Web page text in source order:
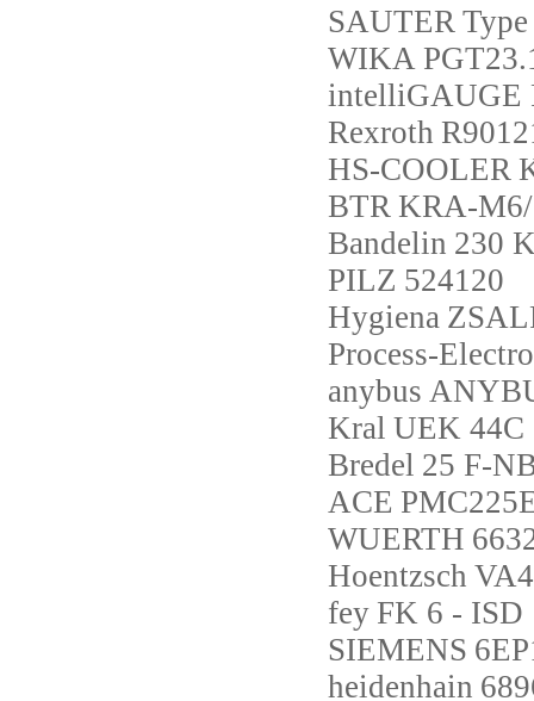
SAUTER
WIKA
intelliGAUGE
Rexroth
HS-COOLER
BTR KRA-
Bandelin 230
PILZ 524120
Hygiena
Process-
anybus
Kral UEK 44C
Bredel 25 F-
ACE
WUERTH
Hoentzsch
fey FK 6 - ISD
SIEMENS
heidenhain